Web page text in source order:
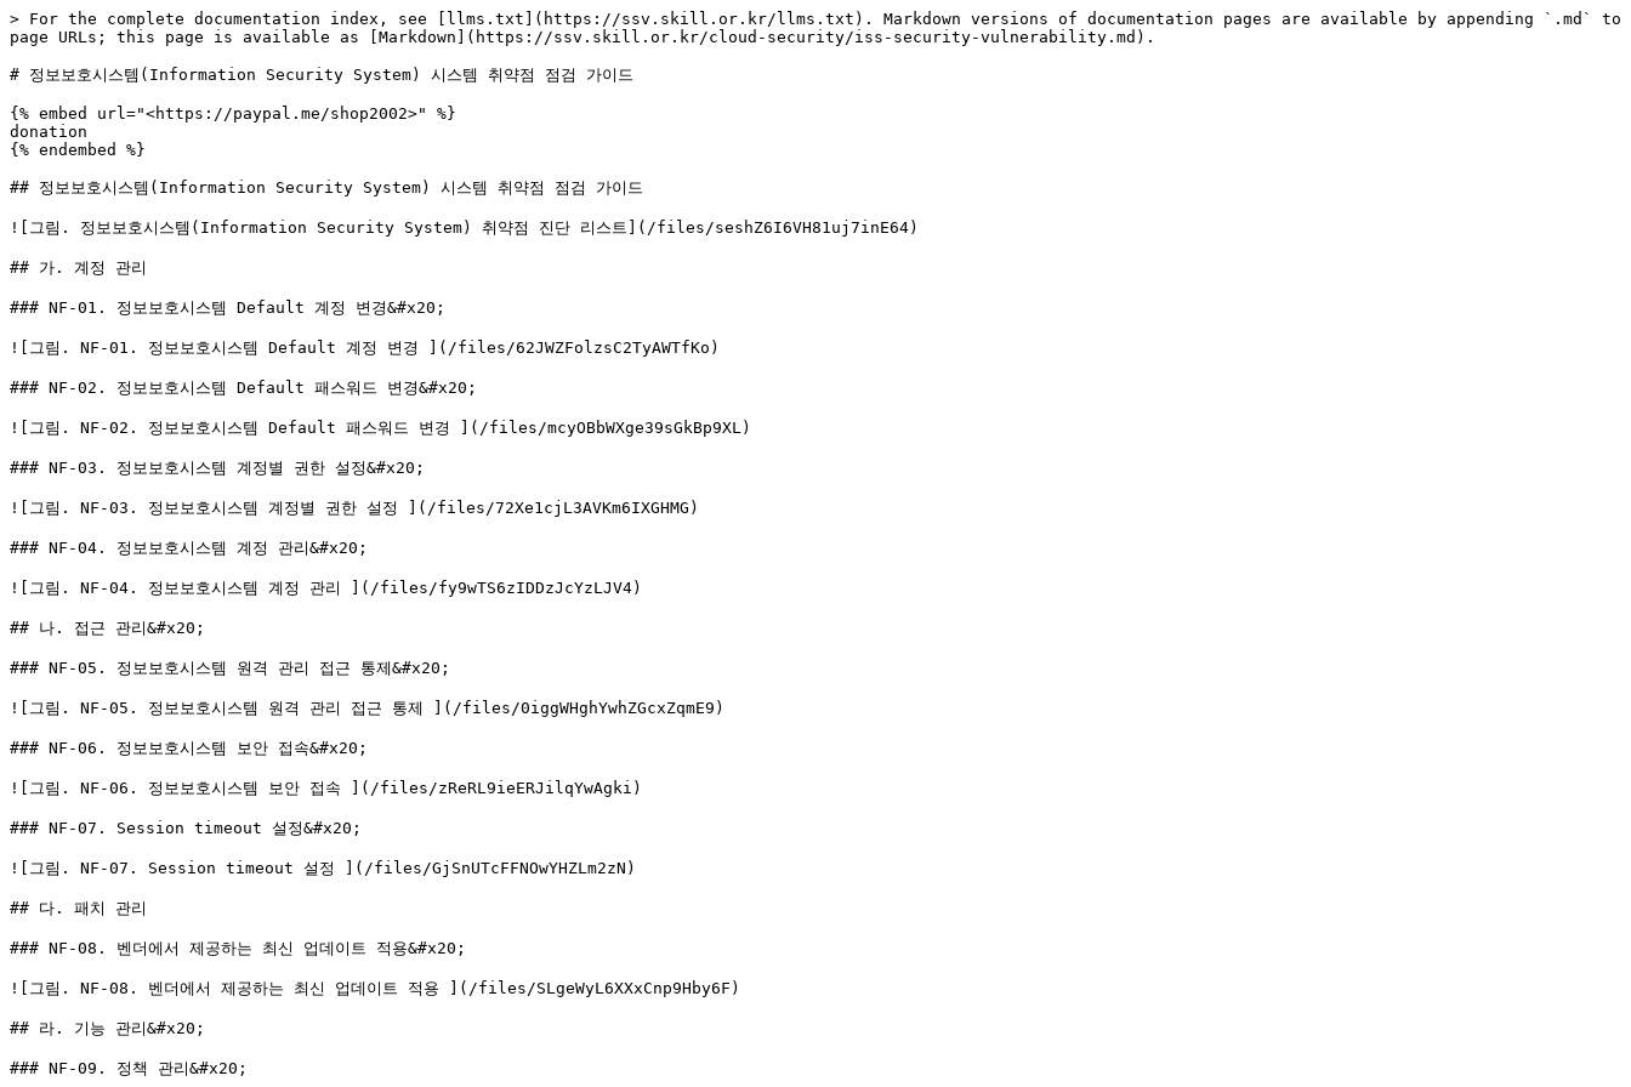
> For the complete documentation index, see [llms.txt](https://ssv.skill.or.kr/llms.txt). Markdown versions of documentation pages are available by appending `.md` to
page URLs; this page is available as [Markdown](https://ssv.skill.or.kr/cloud-security/iss-security-vulnerability.md).
# 정보보호시스템(Information Security System) 시스템 취약점 점검 가이드
{% embed url="<https://paypal.me/shop2002>" %}
donation
{% endembed %}
## 정보보호시스템(Information Security System) 시스템 취약점 점검 가이드
![그림. 정보보호시스템(Information Security System) 취약점 진단 리스트](/files/seshZ6I6VH81uj7inE64)
## 가. 계정 관리
### NF-01. 정보보호시스템 Default 계정 변경&#x20;
![그림. NF-01. 정보보호시스템 Default 계정 변경 ](/files/62JWZFolzsC2TyAWTfKo)
### NF-02. 정보보호시스템 Default 패스워드 변경&#x20;
![그림. NF-02. 정보보호시스템 Default 패스워드 변경 ](/files/mcyOBbWXge39sGkBp9XL)
### NF-03. 정보보호시스템 계정별 권한 설정&#x20;
![그림. NF-03. 정보보호시스템 계정별 권한 설정 ](/files/72Xe1cjL3AVKm6IXGHMG)
### NF-04. 정보보호시스템 계정 관리&#x20;
![그림. NF-04. 정보보호시스템 계정 관리 ](/files/fy9wTS6zIDDzJcYzLJV4)
## 나. 접근 관리&#x20;
### NF-05. 정보보호시스템 원격 관리 접근 통제&#x20;
![그림. NF-05. 정보보호시스템 원격 관리 접근 통제 ](/files/0iggWHghYwhZGcxZqmE9)
### NF-06. 정보보호시스템 보안 접속&#x20;
![그림. NF-06. 정보보호시스템 보안 접속 ](/files/zReRL9ieERJilqYwAgki)
### NF-07. Session timeout 설정&#x20;
![그림. NF-07. Session timeout 설정 ](/files/GjSnUTcFFNOwYHZLm2zN)
## 다. 패치 관리
### NF-08. 벤더에서 제공하는 최신 업데이트 적용&#x20;
![그림. NF-08. 벤더에서 제공하는 최신 업데이트 적용 ](/files/SLgeWyL6XXxCnp9Hby6F)
## 라. 기능 관리&#x20;
### NF-09. 정책 관리&#x20;